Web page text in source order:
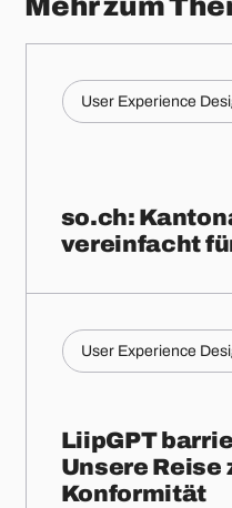
Mehr zum
User Experience
so.ch:
vereinfacht
User Experience
LiipGPT
Unsere Reise
Konformität